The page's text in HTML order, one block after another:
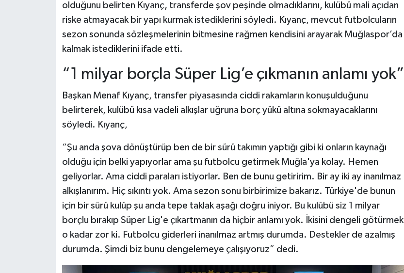
olduğunu belirten Kıyanç, transferde şov peşinde olmadıklarını, kulübü mali açıdan
riske atmayacak bir yapı kurmak istediklerini söyledi. Kıyanç, mevcut futbolcuların
sezon sonunda sözleşmelerinin bitmesine rağmen kendisini arayarak Muğlaspor’da
kalmak istediklerini ifade etti.
“1 milyar borçla Süper Lig’e çıkmanın anlamı yok”
Başkan Menaf Kıyanç, transfer piyasasında ciddi rakamların konuşulduğunu
belirterek, kulübü kısa vadeli alkışlar uğruna borç yükü altına sokmayacaklarını
söyledi. Kıyanç,
“Şu anda şova dönüştürüp ben de bir sürü takımın yaptığı gibi ki onların kaynağı
olduğu için belki yapıyorlar ama şu futbolcu getirmek Muğla'ya kolay. Hemen
geliyorlar. Ama ciddi paraları istiyorlar. Ben de bunu getiririm. Bir ay iki ay inanılmaz
alkışlanırım. Hiç sıkıntı yok. Ama sezon sonu birbirimize bakarız. Türkiye'de bunun
için bir sürü kulüp şu anda tepe taklak aşağı doğru iniyor. Bu kulübü siz 1 milyar
borçlu bırakıp Süper Lig'e çıkartmanın da hiçbir anlamı yok. İkisini dengeli götürmek
o kadar zor ki. Futbolcu giderleri inanılmaz artmış durumda. Destekler de azalmış
durumda. Şimdi biz bunu dengelemeye çalışıyoruz” dedi.